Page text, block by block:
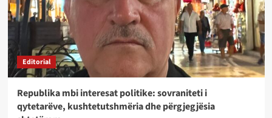
Editorial
Republika mbi interesat politike: sovraniteti i
qytetarëve, kushtetutshmëria dhe përgjegjësia